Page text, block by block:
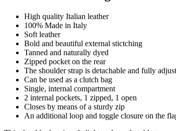
High quality Italian leather
100% Made in Italy
Soft leather
Bold and beautiful external stictching
Tanned and naturally dyed
Zipped pocket on the rear
The shoulder strap is detachable and fully
Can be used as a clutch bag
Single, internal compartment
2 internal pockets, 1 zipped, 1 open
Closes by means of a sturdy zip
An additional loop and toggle closure on the